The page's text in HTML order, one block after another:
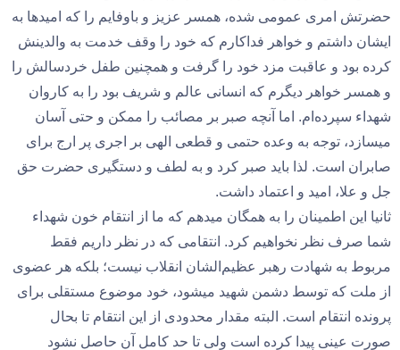
حضرتش امری عمومی شده، همسر عزیز و باوفایم را که امیدها به
ایشان داشتم و خواهر فداکارم که خود را وقف خدمت به والدینش
کرده بود و عاقبت مزد خود را گرفت و همچنین طفل خردسالش را
و همسر خواهر دیگرم که انسانی عالم و شریف بود را به کاروان
شهداء سپرده‌ام. اما آنچه صبر بر مصائب را ممکن و حتی آسان
میسازد، توجه به وعده حتمی و قطعی الهی بر اجری پر ارج برای
صابران است. لذا باید صبر کرد و به لطف و دستگیری حضرت حق
جل و علا، امید و اعتماد داشت.
ثانیا این اطمینان را به همگان میدهم که ما از انتقام خون شهداء
شما صرف نظر نخواهیم کرد. انتقامی که در نظر داریم فقط
مربوط به شهادت رهبر عظیم‌الشان انقلاب نیست؛ بلکه هر عضوی
از ملت که توسط دشمن شهید میشود، خود موضوع مستقلی برای
پرونده انتقام است. البته مقدار محدودی از این انتقام تا بحال
صورت عینی پیدا کرده است ولی تا حد کامل آن حاصل نشود